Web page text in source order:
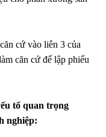
cứ vào liên 3 của
căn cứ để lập phiếu
tố quan trọng
nghiệp: